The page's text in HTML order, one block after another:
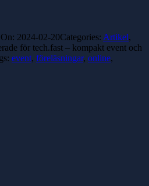
2024-02-20Categories: Artikel,
för tech.fast – kompakt event och
event, föreläsningar, online,